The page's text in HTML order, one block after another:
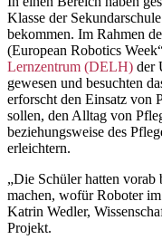
Klasse der
bekommen. Im Rahmen
(European Robotics
Lernzentrum (DELH) der
gewesen und besuchten
erforscht den Einsatz von
sollen, den Alltag von
beziehungsweise des
erleichtern.
„Die Schüler hatten vorab
machen, wofür Roboter
Katrin Wedler,
Projekt.